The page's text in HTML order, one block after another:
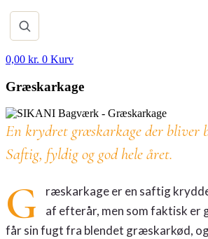
0,00 kr. 0 Kurv
Græskarkage
En krydret græskarkage der bliver
Saftig, fyldig og god hele året.
G
ræskarkage er en saftig
af efterår, men som faktisk er
får sin fugt fra blendet græskarkød,